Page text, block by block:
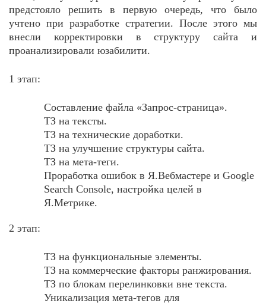
предстояло решить в первую очередь, что было
учтено при разработке стратегии. После этого мы
внесли корректировки в структуру сайта и
проанализировали юзабилити.
1 этап:
Составление файла «Запрос-страница».
ТЗ на тексты.
ТЗ на технические доработки.
ТЗ на улучшение структуры сайта.
ТЗ на мета-теги.
Проработка ошибок в Я.Вебмастере и Google
Search Console, настройка целей в
Я.Метрике.
2 этап:
ТЗ на функциональные элементы.
ТЗ на коммерческие факторы ранжирования.
ТЗ по блокам перелинковки вне текста.
Уникализация мета-тегов для